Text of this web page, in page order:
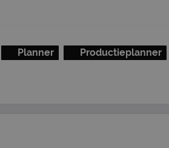
Planner
Productieplanner